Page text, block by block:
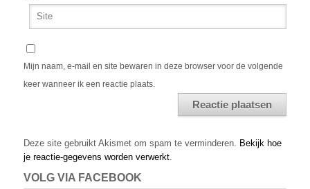
Mijn naam, e-mail en site bewaren in deze browser voor de volgende
keer wanneer ik een reactie plaats.
Deze site gebruikt Akismet om spam te verminderen. Bekijk hoe
je reactie-gegevens worden verwerkt.
VOLG VIA FACEBOOK